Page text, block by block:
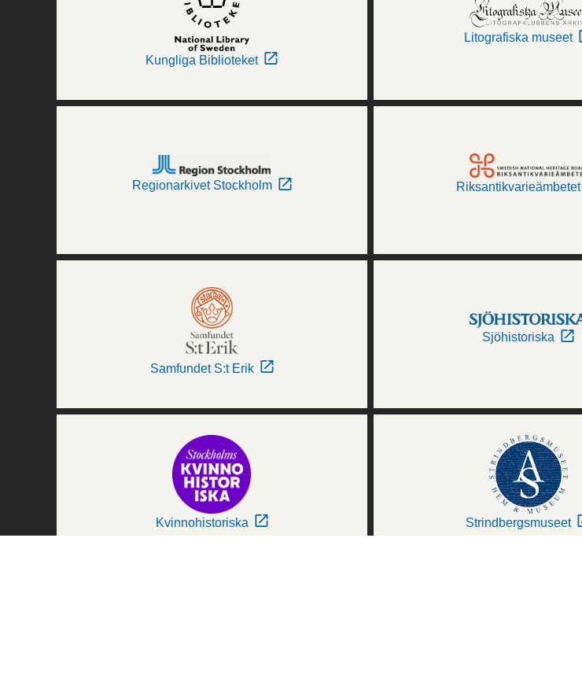
Kungliga Biblioteket
Litografiska museet
Regionarkivet Stockholm Riksantikvarieämbetet
Samfundet S:t Erik
Sjöhistoriska
Kvinnohistoriska Strindbergsmuseet